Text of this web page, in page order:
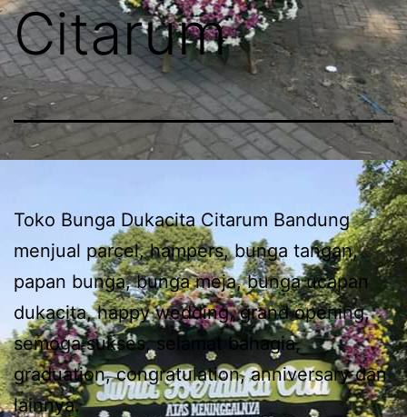
Citarum
Toko Bunga Dukacita Citarum Bandung
menjual parcel, hampers, bunga tangan,
papan bunga, bunga meja, bunga ucapan
dukacita, happy wedding, grand opening,
semoga sukses, selamat bahagia,
graduation, congratulation, anniversary dan
lainnya.